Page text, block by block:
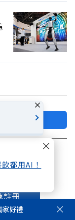
都用AI！
務
註冊
家好禮
×